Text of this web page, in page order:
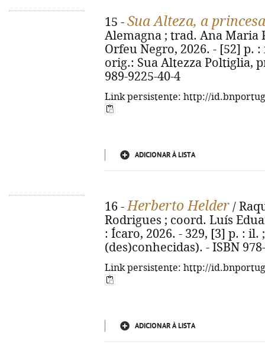
15 - Sua Alteza, a
Alemagna ; trad. Ana Maria
Orfeu Negro, 2026. - [52] p.
orig.: Sua Altezza Poltiglia,
989-9225-40-4
Link persistente: http://
ADICIONAR À LISTA
16 -Herberto Helder /
Rodrigues ; coord. Luís
: Ícaro, 2026. - 329, [3] p. : il.
(des)conhecidas). - ISBN
Link persistente: http://
ADICIONAR À LISTA